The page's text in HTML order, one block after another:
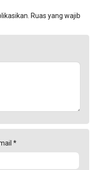
Ruas yang wajib
*